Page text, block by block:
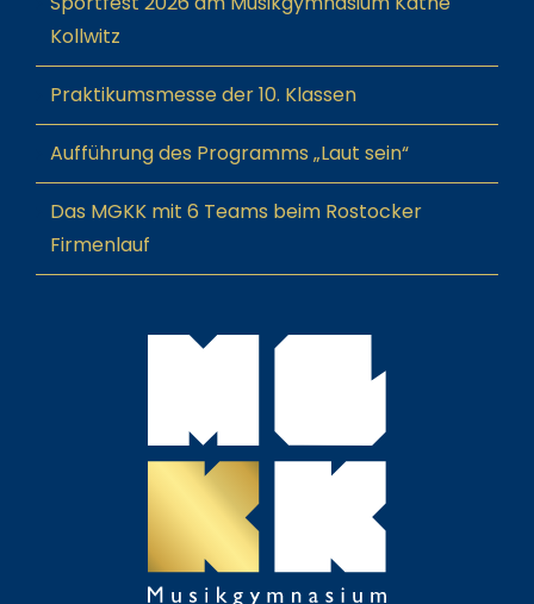
Kollwitz
Praktikumsmesse der 10. Klassen
Aufführung des Programms „Laut sein“
Das MGKK mit 6 Teams beim Rostocker
Firmenlauf